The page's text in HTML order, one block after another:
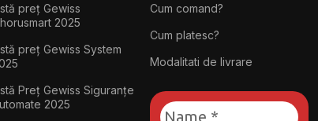
preț Gewiss
2025
preț Gewiss System
Preț Gewiss Siguranțe
2025
Cum comand?
Cum platesc?
Modalitati de livrare